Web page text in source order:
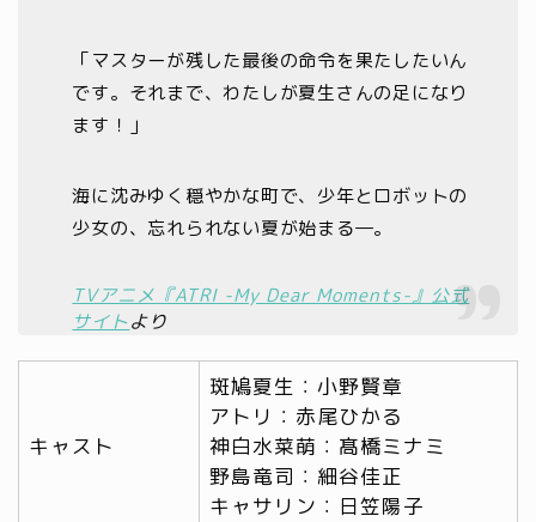
「マスターが残した最後の命令を果たしたいん
です。それまで、わたしが夏生さんの足になり
ます！」
海に沈みゆく穏やかな町で、少年とロボットの
少女の、忘れられない夏が始まる―。
TVアニメ『ATRI -My Dear Moments-』公式
サイトより
キャスト
斑鳩夏生：小野賢章
アトリ：赤尾ひかる
神白水菜萌：髙橋ミナミ
野島竜司：細谷佳正
キャサリン：日笠陽子